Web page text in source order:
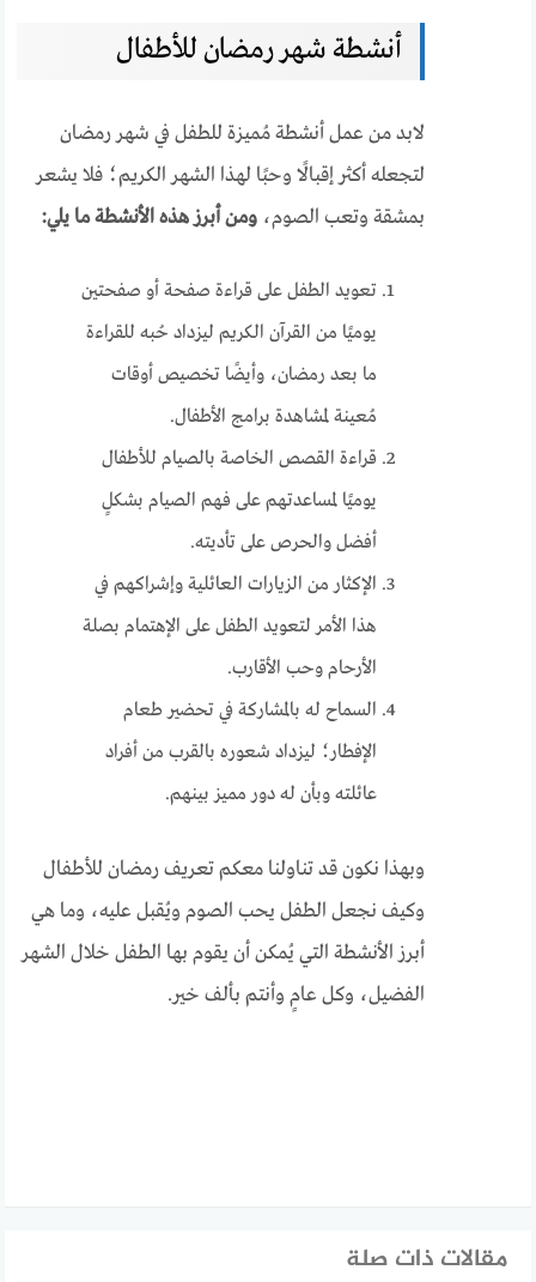
أنشطة شهر رمضان للأطفال
لابد من عمل أنشطة مُميزة للطفل في شهر رمضان
لتجعله أكثر إقبالًا وحبًا لهذا الشهر الكريم؛ فلا يشعر
بمشقة وتعب الصوم، ومن أبرز هذه الأنشطة ما يلي:
تعويد الطفل على قراءة صفحة أو صفحتين
يوميًا من القرآن الكريم ليزداد حُبه للقراءة
ما بعد رمضان، وأيضًا تخصيص أوقات
مُعينة لمشاهدة برامج الأطفال.
قراءة القصص الخاصة بالصيام للأطفال
يوميًا لمساعدتهم على فهم الصيام بشكلٍ
أفضل والحرص على تأديته.
الإكثار من الزيارات العائلية وإشراكهم في
هذا الأمر لتعويد الطفل على الإهتمام بصلة
الأرحام وحب الأقارب.
السماح له بالمشاركة في تحضير طعام
الإفطار؛ ليزداد شعوره بالقرب من أفراد
عائلته وبأن له دور مميز بينهم.
وبهذا نكون قد تناولنا معكم تعريف رمضان للأطفال
وكيف نجعل الطفل يحب الصوم ويُقبل عليه، وما هي
أبرز الأنشطة التي يُمكن أن يقوم بها الطفل خلال الشهر
الفضيل، وكل عامٍ وأنتم بألف خير.
مقالات ذات صلة